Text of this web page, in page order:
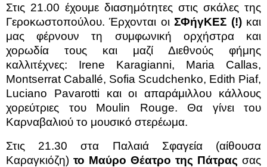
Στις 21.00 έχουμε διασημότητες στις σκάλες της
Γεροκωστοπούλου. Έρχονται οιΣΦήγΚΕΣ (!)και
μας φέρνουν τη συμφωνική ορχήστρα και
χορωδία τους και μαζί Διεθνούς φήμης
καλλιτέχνες: Irene Karagianni, Μaria Callas,
Montserrat Caballé, Sofia Scudchenko, Edith Piaf,
Luciano Pavarotti και οι απαράμιλλου κάλλους
χορεύτριες του Moulin Rouge. Θα γίνει του
Καρναβαλιού το μουσικό στερέωμα.
Στις 21.30 στα Παλαιά Σφαγεία (αίθουσα
Καραγκιόζη) το Μαύρο Θέατρο της Πάτρας σας